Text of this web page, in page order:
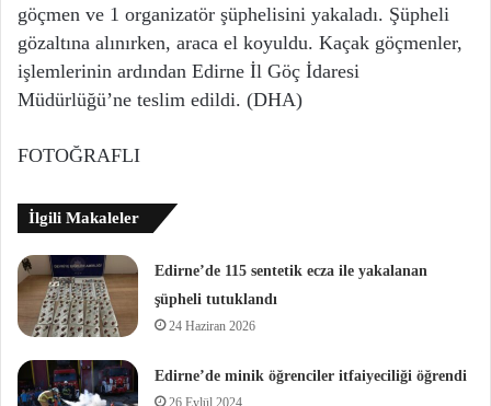
göçmen ve 1 organizatör şüphelisini yakaladı. Şüpheli
gözaltına alınırken, araca el koyuldu. Kaçak göçmenler,
işlemlerinin ardından Edirne İl Göç İdaresi
Müdürlüğü’ne teslim edildi. (DHA)
FOTOĞRAFLI
İlgili Makaleler
Edirne’de 115 sentetik ecza ile yakalanan
şüpheli tutuklandı
24 Haziran 2026
Edirne’de minik öğrenciler itfaiyeciliği öğrendi